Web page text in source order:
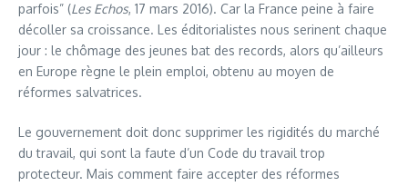
parfois” (Les Echos, 17 mars 2016). Car la France peine à faire
décoller sa croissance. Les éditorialistes nous serinent chaque
jour : le chômage des jeunes bat des records, alors qu’ailleurs
en Europe règne le plein emploi, obtenu au moyen de
réformes salvatrices.
Le gouvernement doit donc supprimer les rigidités du marché
du travail, qui sont la faute d’un Code du travail trop
protecteur. Mais comment faire accepter des réformes